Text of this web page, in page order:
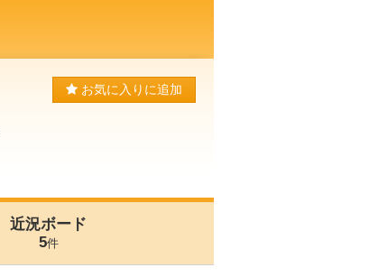
お気に入りに追加
近況ボード
5件